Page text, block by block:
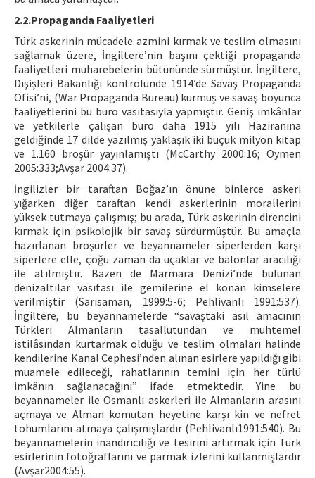
2.2.Propaganda Faaliyetleri
Türk askerinin mücadele azmini kırmak ve teslim olmasını
sağlamak üzere, İngiltere’nin başını çektiği propaganda
faaliyetleri muharebelerin bütününde sürmüştür. İngiltere,
Dışişleri Bakanlığı kontrolünde 1914’de Savaş Propaganda
Ofisi’ni, (War Propaganda Bureau) kurmuş ve savaş boyunca
faaliyetlerini bu büro vasıtasıyla yapmıştır. Geniş imkânlar
ve yetkilerle çalışan büro daha 1915 yılı Haziranına
geldiğinde 17 dilde yazılmış yaklaşık iki buçuk milyon kitap
ve 1.160 broşür yayınlamıştı (McCarthy 2000:16; Öymen
2005:333;Avşar 2004:37).
İngilizler bir taraftan Boğaz’ın önüne binlerce askeri
yığarken diğer taraftan kendi askerlerinin morallerini
yüksek tutmaya çalışmış; bu arada, Türk askerinin direncini
kırmak için psikolojik bir savaş sürdürmüştür. Bu amaçla
hazırlanan broşürler ve beyannameler siperlerden karşı
siperlere elle, çoğu zaman da uçaklar ve balonlar aracılığı
ile atılmıştır. Bazen de Marmara Denizi’nde bulunan
denizaltılar vasıtası ile gemilerine el konan kimselere
verilmiştir (Sarısaman, 1999:5-6; Pehlivanlı 1991:537).
İngiltere, bu beyannamelerde “savaştaki asıl amacının
Türkleri Almanların tasallutundan ve muhtemel
istilâsından kurtarmak olduğu ve teslim olmaları halinde
kendilerine Kanal Cephesi’nden alınan esirlere yapıldığı gibi
muamele edileceği, rahatlarının temini için her türlü
imkânın sağlanacağını” ifade etmektedir. Yine bu
beyannameler ile Osmanlı askerleri ile Almanların arasını
açmaya ve Alman komutan heyetine karşı kin ve nefret
tohumlarını atmaya çalışmışlardır (Pehlivanlı1991:540). Bu
beyannamelerin inandırıcılığı ve tesirini artırmak için Türk
esirlerinin fotoğraflarını ve parmak izlerini kullanmışlardır
(Avşar2004:55).